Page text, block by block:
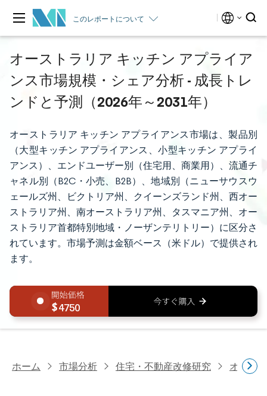
このレポートについて
オーストラリア キッチン アプライア
ンス市場規模・シェア分析 - 成長トレ
ンドと予測（2026年～2031年）
オーストラリア キッチン アプライアンス市場は、製品別
（大型キッチン アプライアンス、小型キッチン アプライ
アンス）、エンドユーザー別（住宅用、商業用）、流通チ
ャネル別（B2C・小売、B2B）、地域別（ニューサウスウ
ェールズ州、ビクトリア州、クイーンズランド州、西オー
ストラリア州、南オーストラリア州、タスマニア州、オー
ストラリア首都特別地域・ノーザンテリトリー）に区分さ
れています。市場予測は金額ベース（米ドル）で提供され
ます。
4750
ホーム 市場分析 住宅・不動産改修研究 オース